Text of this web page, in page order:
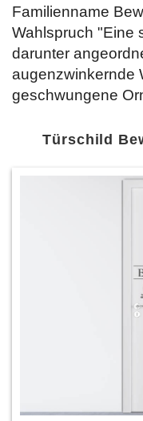
Familienname
Wahlspruch "Eine
darunter
augenzwinkernde
geschwungene
Türschild